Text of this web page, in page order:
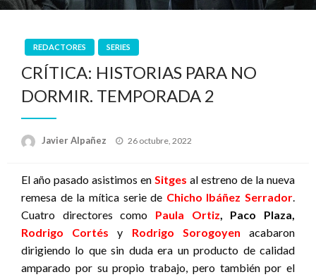
REDACTORES SERIES
CRÍTICA: HISTORIAS PARA NO
DORMIR. TEMPORADA 2
Javier Alpañez
Publicado
26 octubre, 2022
El año pasado asistimos en Sitges al estreno de la nueva
remesa de la mítica serie de Chicho Ibáñez Serrador
Cuatro directores como Paula Ortiz , Paco Plaza,
Rodrigo Cortés y Rodrigo Sorogoyen acabaron
dirigiendo lo que sin duda era un producto de calidad
amparado por su propio trabajo, pero también por el